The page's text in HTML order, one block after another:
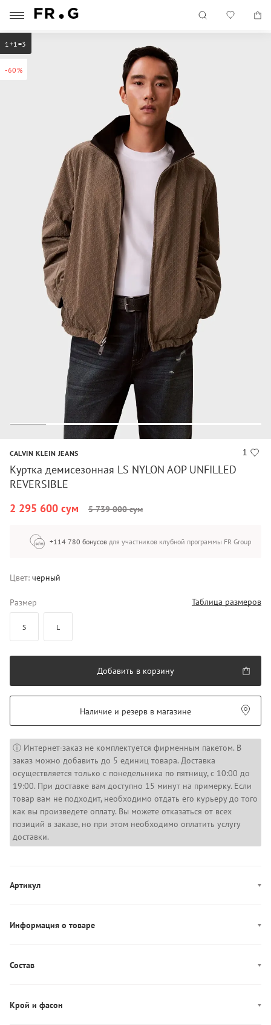
-60%
1+1=3
1
CALVIN KLEIN JEANS
Куртка демисезонная LS NYLON AOP UNFILLED
REVERSIBLE
2 295 600 сум
5 739 000 сум
+114 780 бонусов для участников клубной программы FR Group
Цвет: черный
Размер Таблица размеров
S L
Добавить в корзину
Наличие и резерв в магазине
ⓘ Интернет-заказ не комплектуется фирменным пакетом. В
заказ можно добавить до 5 единиц товара. Доставка
осуществляется только с понедельника по пятницу, с 10:00 до
19:00. При доставке вам доступно 15 минут на примерку. Если
товар вам не подходит, необходимо отдать его курьеру до того
как вы произведете оплату. Вы можете отказаться от всех
позиций в заказе, но при этом необходимо оплатить услугу
доставки.
Артикул
Информация о товаре
Застежка: молния
Карманы: четыре кармана
Состав
Крой и фасон